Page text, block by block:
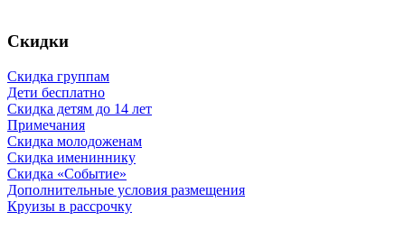
Скидки
Скидка группам
Дети бесплатно
Скидка детям до 14 лет
Примечания
Скидка молодоженам
Скидка имениннику
Скидка «Событие»
Дополнительные условия размещения
Круизы в рассрочку